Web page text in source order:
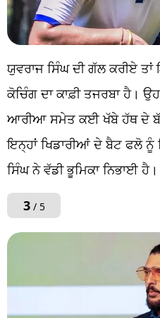
ਯੁਵਰਾਜ ਸਿੰਘ ਦੀ ਗੱਲ ਕਰੀਏ
ਕੋਚਿੰਗ ਦਾ ਕਾਫ਼ੀ ਤਜਰਬਾ ਹੈ।
ਆਰੀਆ ਸਮੇਤ ਕਈ ਖੱਬੇ ਹੱਥ ਦੇ
ਇਨ੍ਹਾਂ ਖਿਡਾਰੀਆਂ ਦੇ ਬੈਟ ਫਲੋ ਨੂੰ
ਸਿੰਘ ਨੇ ਵੱਡੀ ਭੂਮਿਕਾ ਨਿਭਾਈ ਹੈ।
3/ 5